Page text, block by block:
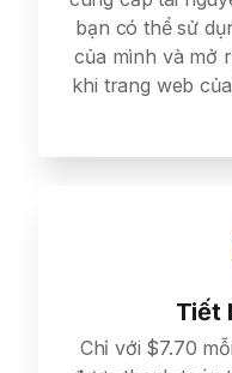
bạn có thể sử
của mình và mở
khi trang web
Tiết
Chỉ với $7.70